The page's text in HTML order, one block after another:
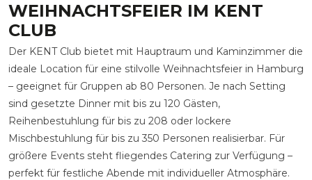
WEIHNACHTSFEIER IM KENT
CLUB
Der KENT Club bietet mit Hauptraum und Kaminzimmer die
ideale Location für eine stilvolle Weihnachtsfeier in Hamburg
– geeignet für Gruppen ab 80 Personen. Je nach Setting
sind gesetzte Dinner mit bis zu 120 Gästen,
Reihenbestuhlung für bis zu 208 oder lockere
Mischbestuhlung für bis zu 350 Personen realisierbar. Für
größere Events steht fliegendes Catering zur Verfügung –
perfekt für festliche Abende mit individueller Atmosphäre.